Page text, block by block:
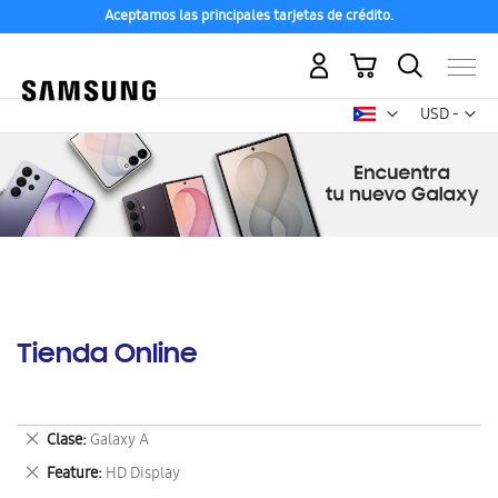
Aceptamos las principales tarjetas de crédito.
USD -
dólar
Mi carrito
Tienda Online
Clase Galaxy A
Eliminar
este
artículo
Feature HD Display
Eliminar